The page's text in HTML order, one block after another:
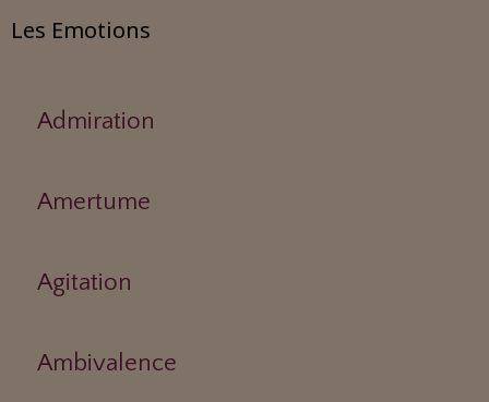
Les Emotions
Admiration
Amertume
Agitation
Ambivalence